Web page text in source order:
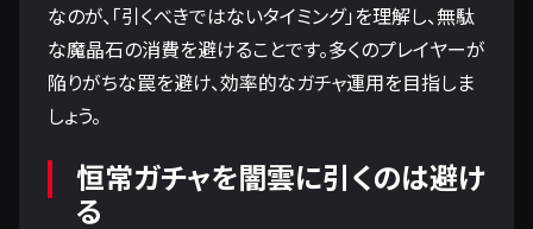
なのが、「引くべきではないタイミング」を理解し、無駄
な魔晶石の消費を避けることです。多くのプレイヤーが
陥りがちな罠を避け、効率的なガチャ運用を目指しま
しょう。
恒常ガチャを闇雲に引くのは避け
る